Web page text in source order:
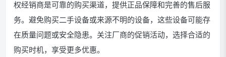
权经销商是可靠的购买渠道，提供正品保障和完善的售后服
务。避免购买二手设备或来源不明的设备，这些设备可能存
在质量问题或安全隐患。关注厂商的促销活动，选择合适的
购买时机，享受更多优惠。